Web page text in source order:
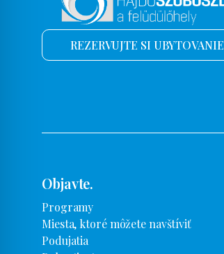
REZERVUJTE SI UBYTOVANIE
Objavte.
Programy
Miesta, ktoré môžete navštíviť
Podujatia